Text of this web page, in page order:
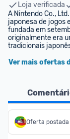
Loja verificada
A Nintendo Co.,
japonesa de jogos
fundada em
originalmente era
tradicionais
Ver mais ofertas
Oferta